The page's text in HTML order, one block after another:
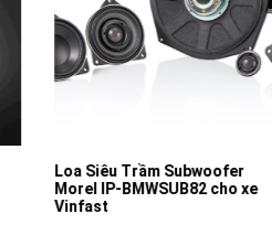
Loa Siêu Trầm Subwoofer
Morel IP-BMWSUB82 cho xe
Vinfast